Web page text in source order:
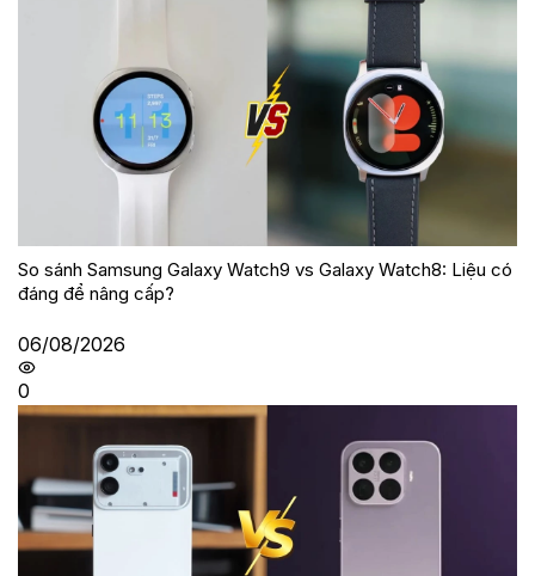
So sánh Samsung Galaxy Watch9 vs Galaxy Watch8: Liệu có
đáng để nâng cấp?
06/08/2026
0